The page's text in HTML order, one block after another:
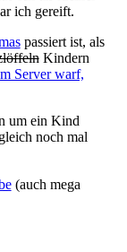
ich gereift.
passiert ist, als
Kindern
Server warf,
um ein Kind
noch mal
(auch mega